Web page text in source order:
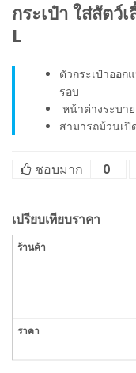
กระเป๋า ใส่สัตว์
L
ตัวกระเป๋าออ
รอบ
หน้าต่างระบา
สามารถม้วนเปิ
ชอบมาก 0
เปรียบเทียบราคา